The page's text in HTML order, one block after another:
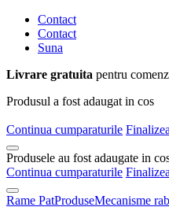
Contact
Contact
Suna
Livrare gratuita pentru
Produsul a fost adaugat in cos
Continua cumparaturile
Produsele au fost adaugate in
Continua cumparaturile
Rame PatProduseMecanisme